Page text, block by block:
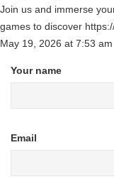
Join us and immerse
games to discover
May 19, 2026 at 7:53 am
Your name
Email